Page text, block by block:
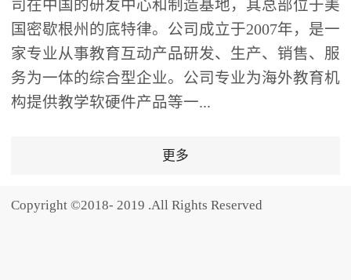
学生知识掌握情况。主观
反馈：包含简答题、观点
阐述等开放式互动，鼓励
学生自由表达思考过程，
培养批判性思维与表达能
功能增加课堂趣味性，同
司在中国的研发中心和制造基地，其总部位于美
国密歇根州的底特律。公司成立于2007年，是一
家专业从事教育互动产品研发、生产、销售、服
务为一体的综合型企业。公司专业为海外教育机
构提供教学软硬件产品等一...
更多
Copyright ©2018- 2019 .All Rights Reserved